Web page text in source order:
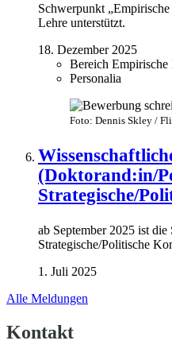
Schwerpunkt
Lehre unterstützt.
18. Dezember 2025
Bereich Empirische
Personalia
Foto: Dennis Skley /
(Doktorand:in/
Strategische/
ab September 2025 ist
Strategische/Politische
1. Juli 2025
Alle Meldungen
Kontakt